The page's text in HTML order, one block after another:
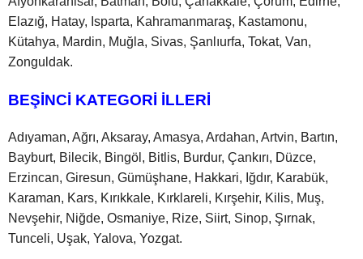
Elazığ, Hatay, Isparta, Kahramanmaraş, Kastamonu,
Kütahya, Mardin, Muğla, Sivas, Şanlıurfa, Tokat, Van,
Zonguldak.
BEŞİNCİ KATEGORİ İLLERİ
Adıyaman, Ağrı, Aksaray, Amasya, Ardahan, Artvin, Bartın,
Bayburt, Bilecik, Bingöl, Bitlis, Burdur, Çankırı, Düzce,
Erzincan, Giresun, Gümüşhane, Hakkari, Iğdır, Karabük,
Karaman, Kars, Kırıkkale, Kırklareli, Kırşehir, Kilis, Muş,
Nevşehir, Niğde, Osmaniye, Rize, Siirt, Sinop, Şırnak,
Tunceli, Uşak, Yalova, Yozgat.